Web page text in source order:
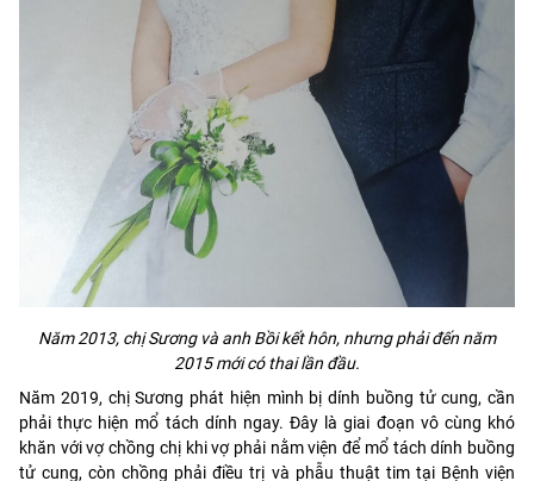
Năm 2013, chị Sương và anh Bồi kết hôn, nhưng phải đến năm
2015 mới có thai lần đầu.
Năm 2019, chị Sương phát hiện mình bị dính buồng tử cung, cần
phải thực hiện mổ tách dính ngay. Đây là giai đoạn vô cùng khó
khăn với vợ chồng chị khi vợ phải nằm viện để mổ tách dính buồng
tử cung, còn chồng phải điều trị và phẫu thuật tim tại Bệnh viện